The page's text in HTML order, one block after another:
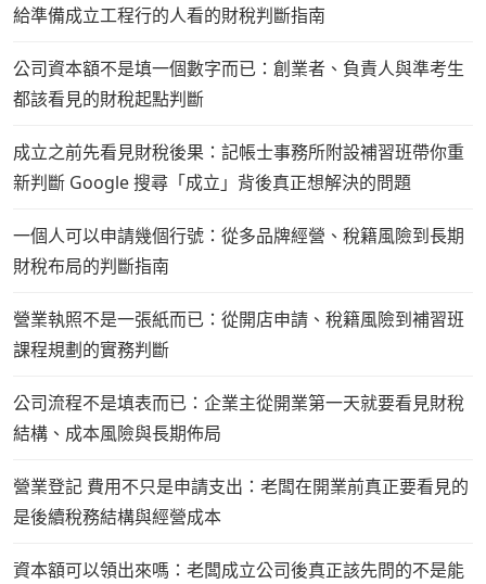
給準備成立工程行的人看的財稅判斷指南
公司資本額不是填一個數字而已：創業者、負責人與準考生
都該看見的財稅起點判斷
成立之前先看見財稅後果：記帳士事務所附設補習班帶你重
新判斷 Google 搜尋「成立」背後真正想解決的問題
一個人可以申請幾個行號：從多品牌經營、稅籍風險到長期
財稅布局的判斷指南
營業執照不是一張紙而已：從開店申請、稅籍風險到補習班
課程規劃的實務判斷
公司流程不是填表而已：企業主從開業第一天就要看見財稅
結構、成本風險與長期佈局
營業登記 費用不只是申請支出：老闆在開業前真正要看見的
是後續稅務結構與經營成本
資本額可以領出來嗎：老闆成立公司後真正該先問的不是能